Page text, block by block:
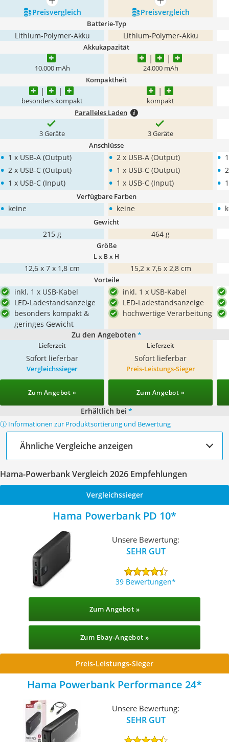
mehr anzeigen
mehr anzeigen
Preis­vergleich
Preis­vergleich
Batterie-Typ
Lithium-Polymer-Akku Lithium-Polymer-Akku
Akkukapazität
10.000 mAh 24.000 mAh
Kompaktheit
besonders kompakt kompakt
Paralleles Laden
3 Geräte 3 Geräte
Anschlüsse
• 1 x USB-A (Output)
• 2 x USB-C (Output)
• 1 x USB-C (Input)
• 2 x USB-A (Output)
• 1 x USB-C (Output)
• 1 x USB-C (Input)
•
•
•
Verfügbare Farben
• keine • keine •
Gewicht
215 g 464 g
Größe
L x B x H
12,6 x 7 x 1,8 cm 15,2 x 7,6 x 2,8 cm
Vorteile
inkl. 1 x USB-Kabel
LED-Ladestandsanzeige
besonders kompakt &
geringes Gewicht
inkl. 1 x USB-Kabel
LED-Ladestandsanzeige
hochwertige Verarbeitung
Zu den Angeboten *
Lieferzeit
Sofort lieferbar
Lieferzeit
Sofort lieferbar
Vergleichssieger
Zum Angebot »
Preis-Leistungs-Sieger
Zum Angebot »
Erhältlich bei *
ⓘ Informationen zur Produktsortierung und Bewertung
Ähnliche Vergleiche anzeigen
Hama-Powerbank Vergleich 2026 Empfehlungen
Vergleichssieger
Hama Powerbank PD 10
Unsere Bewertung:
SEHR GUT
39 Bewertungen
Zum Angebot »
Zum Ebay-Angebot »
Preis-Leistungs-Sieger
Hama Powerbank Performance 24
Unsere Bewertung:
SEHR GUT